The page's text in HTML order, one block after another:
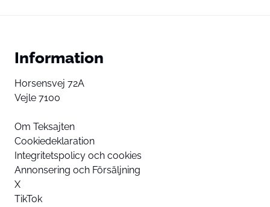
Information
Horsensvej 72A
Vejle 7100
Om Teksajten
Cookiedeklaration
Integritetspolicy och cookies
Annonsering och Försäljning
X
TikTok